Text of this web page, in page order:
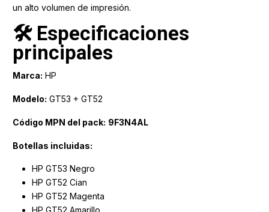
un alto volumen de impresión.
🛠️ Especificaciones
principales
Marca: HP
Modelo: GT53 + GT52
Código MPN del pack: 9F3N4AL
Botellas incluidas:
HP GT53 Negro
HP GT52 Cian
HP GT52 Magenta